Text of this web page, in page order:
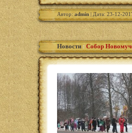
Автор:admin| Дата: 23-12-
Новости : Собор